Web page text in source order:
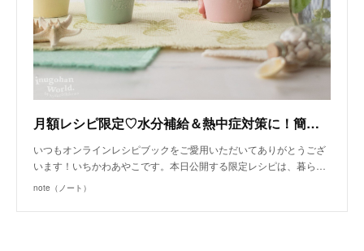
月額レシピ限定♡水分補給＆熱中症対策に！簡単フルーツシャーベット | 犬ごはん先生 いちかわあやこ | note
いつもオンラインレシピブックをご愛用いただいてありがとうござ
います！いちかわあやこです。本日公開する限定レシピは、暮ら…
note（ノート）